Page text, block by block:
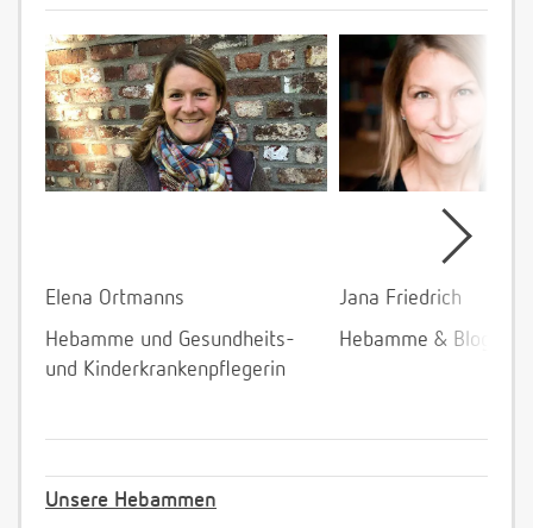
Elena Ortmanns
Hebamme und Gesundheits-
und Kinderkrankenpflegerin
Jana Friedrich
Hebamme &
Unsere Hebammen